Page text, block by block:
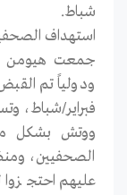
شباط.
استهداف
فبراير/شباط،
ووتش بشكل
الصحفيين،
عليهم